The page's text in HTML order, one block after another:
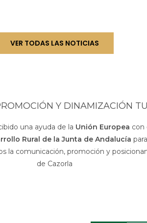
VER TODAS LAS NOTICIAS
Y DINAMIZACIÓN
una ayuda de la Unión Europea con
Rural de la Junta de Andalucía
la comunicación, promoción y
de Cazorla